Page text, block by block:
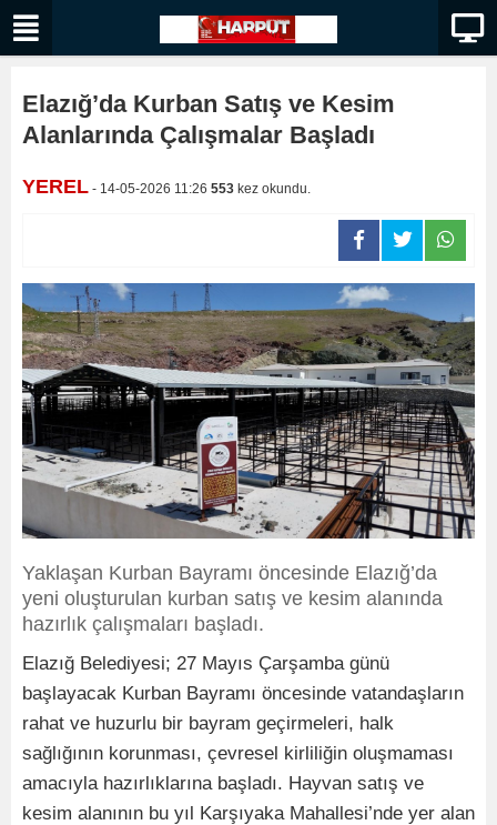
Elazığ’da Kurban Satış ve Kesim
Alanlarında Çalışmalar Başladı
YEREL - 14-05-2026 11:26 553 kez okundu.
Yaklaşan Kurban Bayramı öncesinde Elazığ’da
yeni oluşturulan kurban satış ve kesim alanında
hazırlık çalışmaları başladı.
Elazığ Belediyesi; 27 Mayıs Çarşamba günü
başlayacak Kurban Bayramı öncesinde vatandaşların
rahat ve huzurlu bir bayram geçirmeleri, halk
sağlığının korunması, çevresel kirliliğin oluşmaması
amacıyla hazırlıklarına başladı. Hayvan satış ve
kesim alanının bu yıl Karşıyaka Mahallesi’nde yer alan